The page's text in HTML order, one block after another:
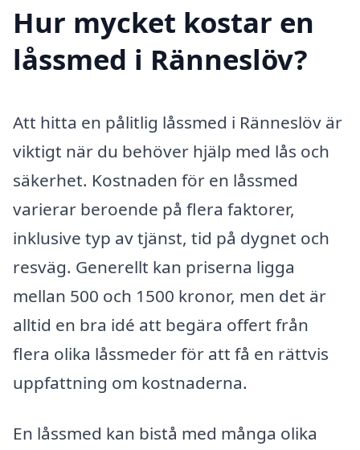
Hur mycket kostar en
låssmed i Ränneslöv?
Att hitta en pålitlig låssmed i Ränneslöv är
viktigt när du behöver hjälp med lås och
säkerhet. Kostnaden för en låssmed
varierar beroende på flera faktorer,
inklusive typ av tjänst, tid på dygnet och
resväg. Generellt kan priserna ligga
mellan 500 och 1500 kronor, men det är
alltid en bra idé att begära offert från
flera olika låssmeder för att få en rättvis
uppfattning om kostnaderna.
En låssmed kan bistå med många olika